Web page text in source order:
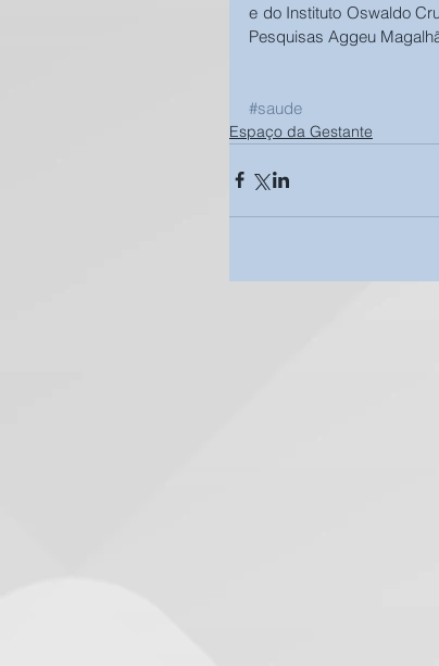
e do Instituto Oswaldo
Pesquisas Aggeu
#saude
Espaço da Gestante